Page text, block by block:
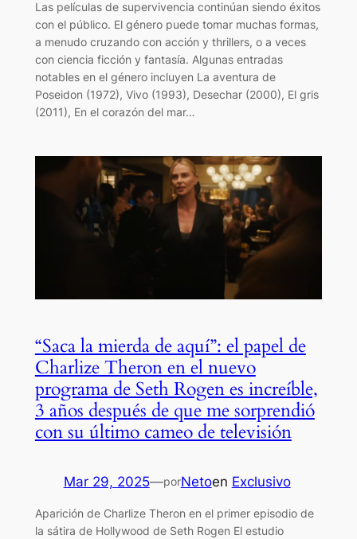
Las películas de supervivencia continúan siendo éxitos
con el público. El género puede tomar muchas formas,
a menudo cruzando con acción y thrillers, o a veces
con ciencia ficción y fantasía. Algunas entradas
notables en el género incluyen La aventura de
Poseidon (1972), Vivo (1993), Desechar (2000), El gris
(2011), En el corazón del mar…
“Saca la mierda de aquí”: el papel de
Charlize Theron en el nuevo
programa de Seth Rogen es increíble,
3 años después de que me sorprendió
con su último cameo de televisión
Mar 29, 2025—porNetoen Exclusivo
Aparición de Charlize Theron en el primer episodio de
la sátira de Hollywood de Seth Rogen El estudio